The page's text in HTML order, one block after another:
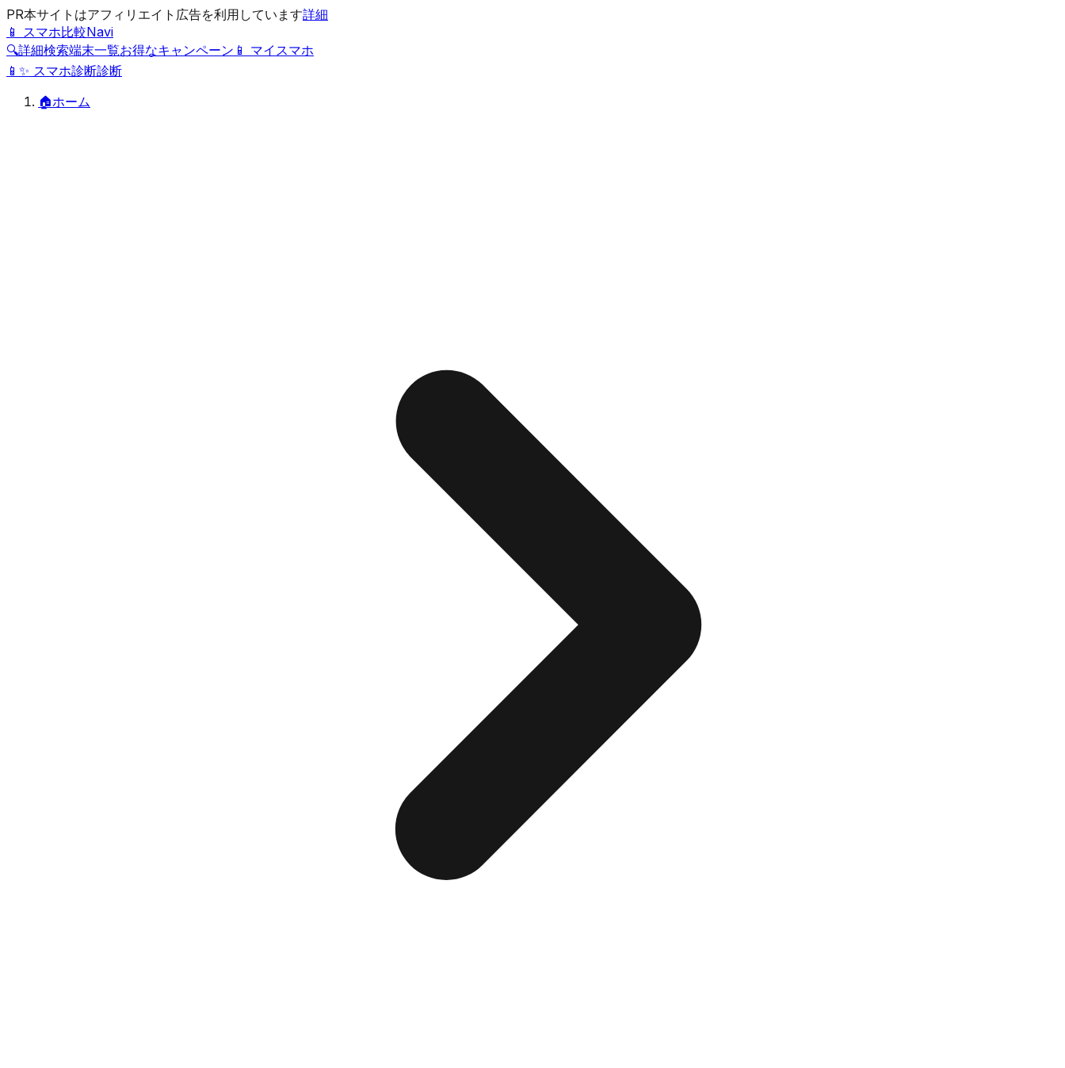
PR本サイトはアフィリエイト広告を利用しています詳細
📱 スマホ比較Navi
🔍詳細検索端末一覧お得なキャンペーン 📱 マイスマホ
📱 ✨ スマホ診断診断
🏠ホーム